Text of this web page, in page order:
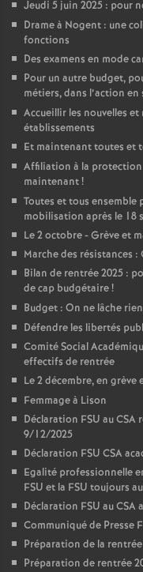
Jeudi 5 juin 2025 : pour
Drame à Nogent : une
fonctions
Des examens en mode
Pour un autre budget,
métiers, dans l’action
Accueillir les nouvelles et
établissements
Et maintenant toutes et
Affiliation à la protection
maintenant!
Toutes et tous ensemble
mobilisation après le 18
Le 2 octobre - Grève et
Marche des résistances
Bilan de rentrée 2025 :
de cap budgétaire!
Budget : On ne lâche rien
Défendre les libertés
Comité Social
effectifs de rentrée
Le 2 décembre, en
Femmage à Lison
Déclaration FSU au
9/12/2025
Déclaration FSU CSA
Egalité professionnelle
FSU et la FSU toujours
Déclaration FSU au CSA
Communiqué de Presse
Préparation de la
Préparation de rentrée